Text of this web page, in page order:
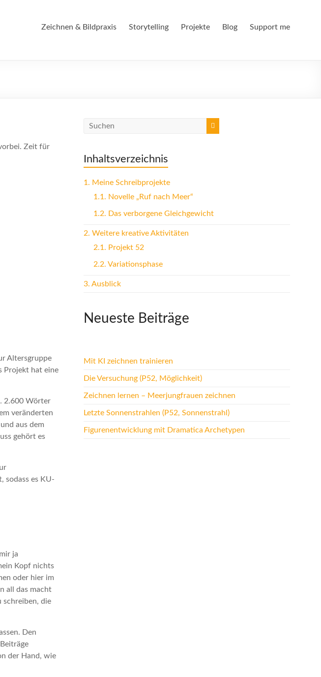
Zeichnen & Bildpraxis Storytelling Projekte Blog Support me
Zeit für
Altersgruppe
Projekt hat eine
2.600 Wörter
veränderten
aus dem
gehört es
sodass es KU-
ja
Kopf nichts
oder hier im
all das macht
schreiben, die
Den
der Hand, wie
Inhaltsverzeichnis
1. Meine Schreibprojekte
1.1. Novelle „Ruf nach Meer“
1.2. Das verborgene Gleichgewicht
2. Weitere kreative Aktivitäten
2.1. Projekt 52
2.2. Variationsphase
3. Ausblick
Neueste Beiträge
Mit KI zeichnen trainieren
Die Versuchung (P52, Möglichkeit)
Zeichnen lernen – Meerjungfrauen zeichnen
Letzte Sonnenstrahlen (P52, Sonnenstrahl)
Figurenentwicklung mit Dramatica Archetypen